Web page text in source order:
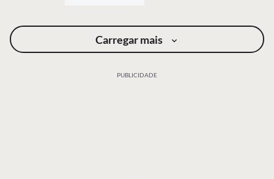
Carregar mais
PUBLICIDADE